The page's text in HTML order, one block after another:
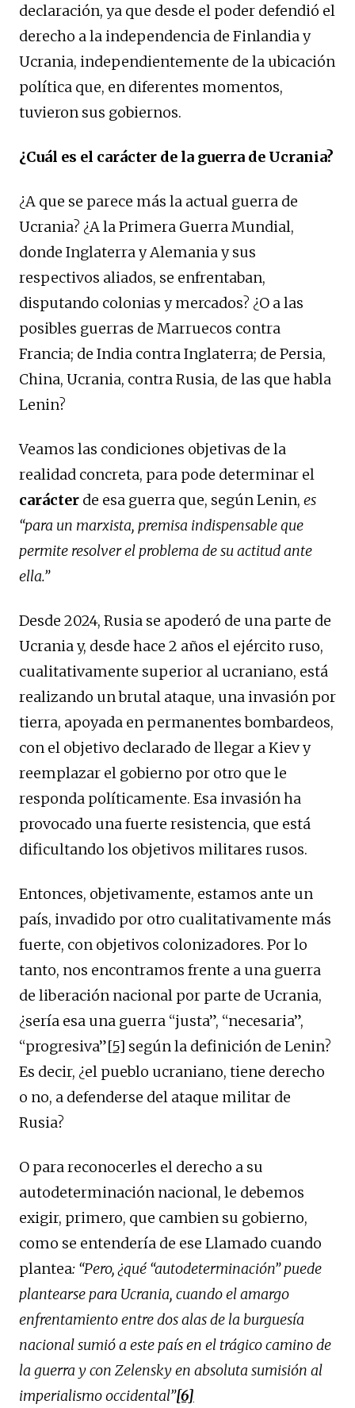
declaración, ya que desde el poder defendió el
derecho a la independencia de Finlandia y
Ucrania, independientemente de la ubicación
política que, en diferentes momentos,
tuvieron sus gobiernos.
¿Cuál es el carácter de la guerra de Ucrania?
¿A que se parece más la actual guerra de
Ucrania? ¿A la Primera Guerra Mundial,
donde Inglaterra y Alemania y sus
respectivos aliados, se enfrentaban,
disputando colonias y mercados? ¿O a las
posibles guerras de Marruecos contra
Francia; de India contra Inglaterra; de Persia,
China, Ucrania, contra Rusia, de las que habla
Lenin?
Veamos las condiciones objetivas de la
realidad concreta, para pode determinar el
carácter de esa guerra que, según Lenin, es
“para un marxista, premisa indispensable que
permite resolver el problema de su actitud ante
ella.”
Desde 2024, Rusia se apoderó de una parte de
Ucrania y, desde hace 2 años el ejército ruso,
cualitativamente superior al ucraniano, está
realizando un brutal ataque, una invasión por
tierra, apoyada en permanentes bombardeos,
con el objetivo declarado de llegar a Kiev y
reemplazar el gobierno por otro que le
responda políticamente. Esa invasión ha
provocado una fuerte resistencia, que está
dificultando los objetivos militares rusos.
Entonces, objetivamente, estamos ante un
país, invadido por otro cualitativamente más
fuerte, con objetivos colonizadores. Por lo
tanto, nos encontramos frente a una guerra
de liberación nacional por parte de Ucrania,
¿sería esa una guerra “justa”, “necesaria”,
“progresiva”[5] según la definición de Lenin?
Es decir, ¿el pueblo ucraniano, tiene derecho
o no, a defenderse del ataque militar de
Rusia?
O para reconocerles el derecho a su
autodeterminación nacional, le debemos
exigir, primero, que cambien su gobierno,
como se entendería de ese Llamado cuando
plantea: “Pero, ¿qué “autodeterminación” puede
plantearse para Ucrania, cuando el amargo
enfrentamiento entre dos alas de la burguesía
nacional sumió a este país en el trágico camino de
la guerra y con Zelensky en absoluta sumisión al
imperialismo occidental”[6]